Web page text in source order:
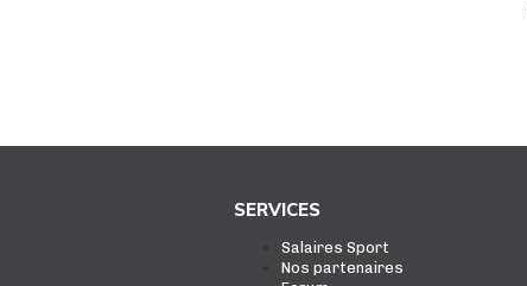
SERVICES
Salaires Sport
Nos partenaires